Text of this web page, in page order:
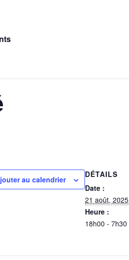
au calendrier
DÉTAILS
Date :
21 août, 2025
Heure :
18h00 - 7h30